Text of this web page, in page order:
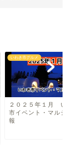
いわき市グルメ
２０２５年１月 い
市イベント・マルシ
報
ンカー
べ長者
場所
倉方面